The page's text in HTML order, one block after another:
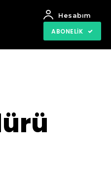
Hesabım
ABONELIK